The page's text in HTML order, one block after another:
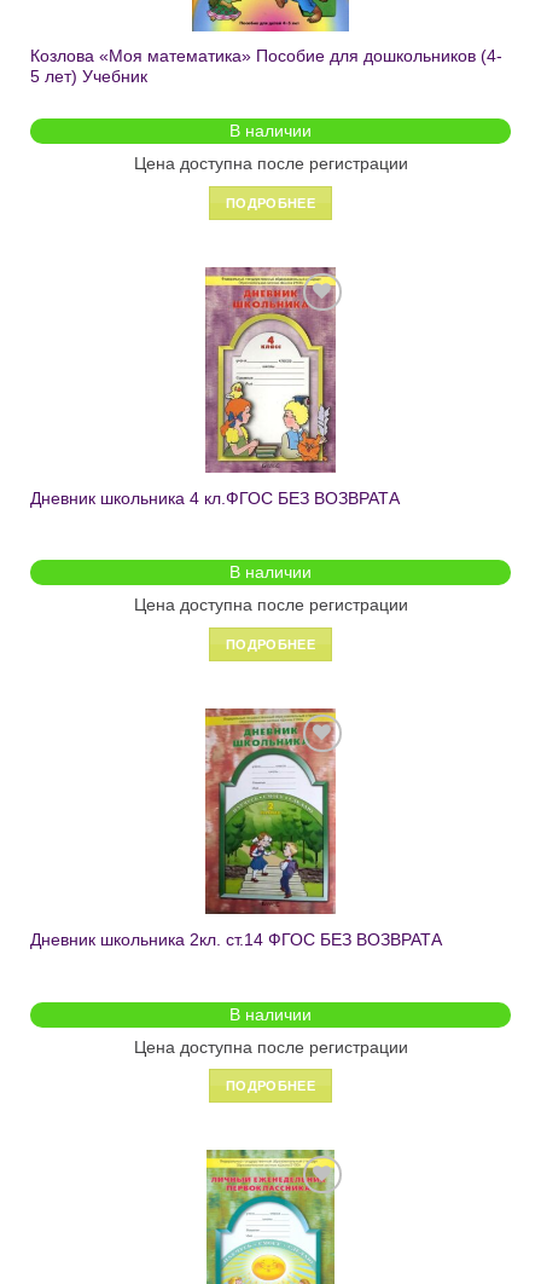
Козлова «Моя математика» Пособие для дошкольников (4-
5 лет) Учебник
В наличии
Цена доступна после регистрации
ПОДРОБНЕЕ
Добавить
в список
желаний
Дневник школьника 4 кл.ФГОС БЕЗ ВОЗВРАТА
В наличии
Цена доступна после регистрации
ПОДРОБНЕЕ
Добавить
в список
желаний
Дневник школьника 2кл. ст.14 ФГОС БЕЗ ВОЗВРАТА
В наличии
Цена доступна после регистрации
ПОДРОБНЕЕ
Добавить
в список
желаний